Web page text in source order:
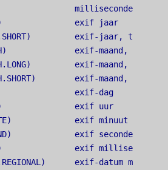
milliseconde op het
exif jaar
exif-jaar,
exif-maand,
exif-maand,
exif-maand,
exif-dag
exif uur
exif minuut
exif seconde
exif milliseconden
exif-datum met